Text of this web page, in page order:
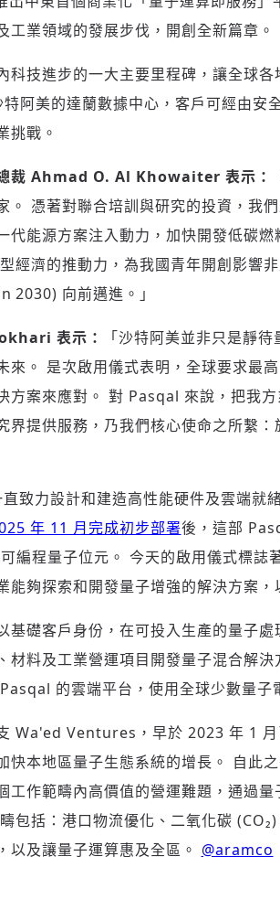
註冊
歡迎您加入《旭時報》
參與下一波全球科技革命
驗證碼
(十分鐘內有效)
工業領域的發展步伐，開創全新篇章。
科技進步的一大主要里程碑，讓全球
阿美的達蘭數據中心，客戶可經由安
挑戰。
裁 Ahmad O. Al Khowaiter 表示：
。 憑著對聯合培訓與研究的投資，我
代能源方案注入動力，加快開發低碳
經濟的推動力，為我國青年開創影響
2030) 向前邁進。」
表示：
「沙特阿美並非只是靜
來。 是次啟用儀式表明，全球要求最
方案來應對。 對 Pasqal 來說，把我
界提供服務，乃我們核心使命之所繫
致力設計和建造高性能硬件及雲端就
年 11 月完成初步部署後，這部
編程量子位元。 今天的啟用儀式標誌
能夠探索和開發量子增強的解決方案，
基礎客戶身份，在可投入生產的量子
材料及工業營運項目開發量子混合解
的雲端平台，使用全球少數量子
Wa'ed Ventures，早於 2023 年 1
快本地區量子生態系統的增長。 自此
工作範疇內高價值的營運難題，通過
包括：港口物流優化、二氧化碳
以及讓量子運算惠及全區。 @aramco